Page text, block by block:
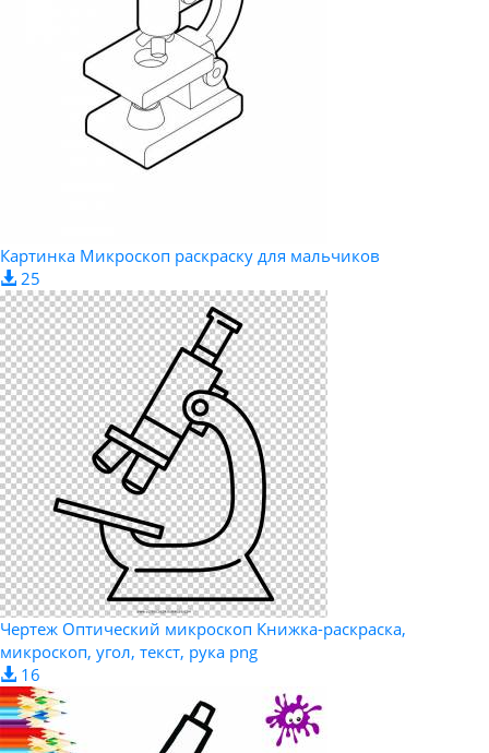
Картинка Микроскоп раскраску для мальчиков
25
Чертеж Оптический микроскоп Книжка-раскраска,
микроскоп, угол, текст, рука png
16